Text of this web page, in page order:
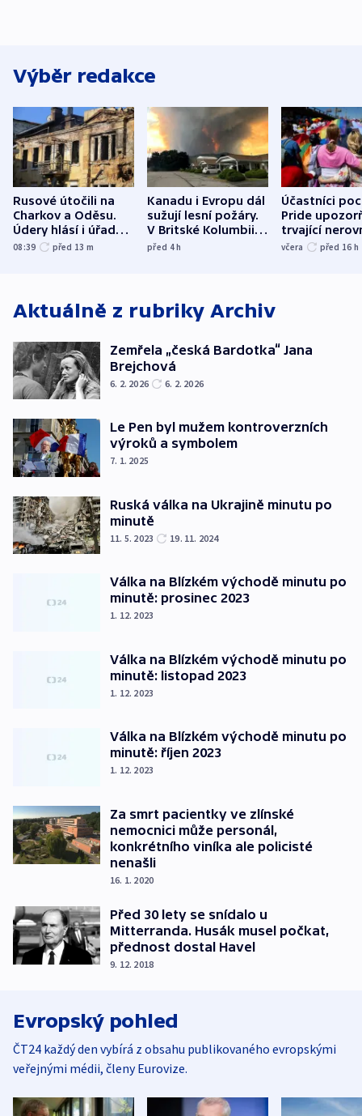
Výběr redakce
Rusové útočili na
Charkov a Oděsu.
Údery hlásí i úřady v
Bělgorodu
08:39 před 13 m
Kanadu i Evropu dál
sužují lesní požáry.
V Britské Kolumbii
evakuovali tisíce lidí
před 4h
Účastníci
Pride
trvající
včera před 16 h
Aktuálně z rubriky Archiv
Zemřela „česká Bardotka“ Jana
Brejchová
6. 2. 2026 6. 2. 2026
Le Pen byl mužem kontroverzních
výroků a symbolem
7. 1. 2025
Ruská válka na Ukrajině minutu po
minutě
11. 5. 2023 19. 11. 2024
Válka na Blízkém východě minutu po
minutě: prosinec 2023
1. 12. 2023
Válka na Blízkém východě minutu po
minutě: listopad 2023
1. 12. 2023
Válka na Blízkém východě minutu po
minutě: říjen 2023
1. 12. 2023
Za smrt pacientky ve zlínské
nemocnici může personál,
konkrétního viníka ale policisté
nenašli
16. 1. 2020
Před 30 lety se snídalo u
Mitterranda. Husák musel počkat,
přednost dostal Havel
9. 12. 2018
Evropský pohled
ČT24 každý den vybírá z obsahu publikovaného evropskými
veřejnými médii, členy Eurovize.